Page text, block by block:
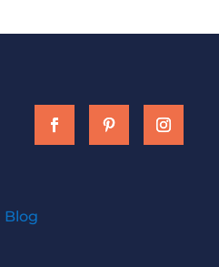
Blog